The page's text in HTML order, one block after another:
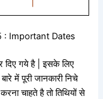
: Important Dates
गये है | इसके लिए
में पूरी जानकारी निचे
चाहते है तो तिथियों से